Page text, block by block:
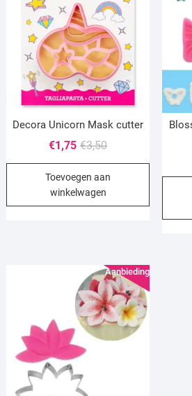
Decora Unicorn Mask cutter
€3,50Oorspronkelijke
prijs
was:
€1,75
Huidige
prijs
is:
Toevoegen aan
winkelwagen
Aanbieding!